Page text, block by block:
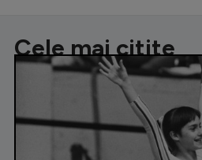
Cele mai citite